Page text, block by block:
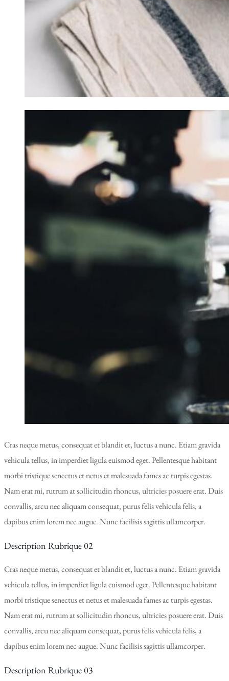
Cras neque metus, consequat et blandit et, luctus a nunc. Etiam gravida
vehicula tellus, in imperdiet ligula euismod eget. Pellentesque habitant
morbi tristique senectus et netus et malesuada fames ac turpis egestas.
Nam erat mi, rutrum at sollicitudin rhoncus, ultricies posuere erat. Duis
convallis, arcu nec aliquam consequat, purus felis vehicula felis, a
dapibus enim lorem nec augue. Nunc facilisis sagittis ullamcorper.
Description Rubrique 02
Cras neque metus, consequat et blandit et, luctus a nunc. Etiam gravida
vehicula tellus, in imperdiet ligula euismod eget. Pellentesque habitant
morbi tristique senectus et netus et malesuada fames ac turpis egestas.
Nam erat mi, rutrum at sollicitudin rhoncus, ultricies posuere erat. Duis
convallis, arcu nec aliquam consequat, purus felis vehicula felis, a
dapibus enim lorem nec augue. Nunc facilisis sagittis ullamcorper.
Description Rubrique 03